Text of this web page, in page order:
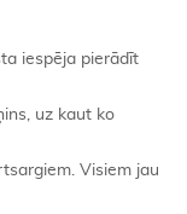
iespēja pierādīt
uz kaut ko
Visiem jau